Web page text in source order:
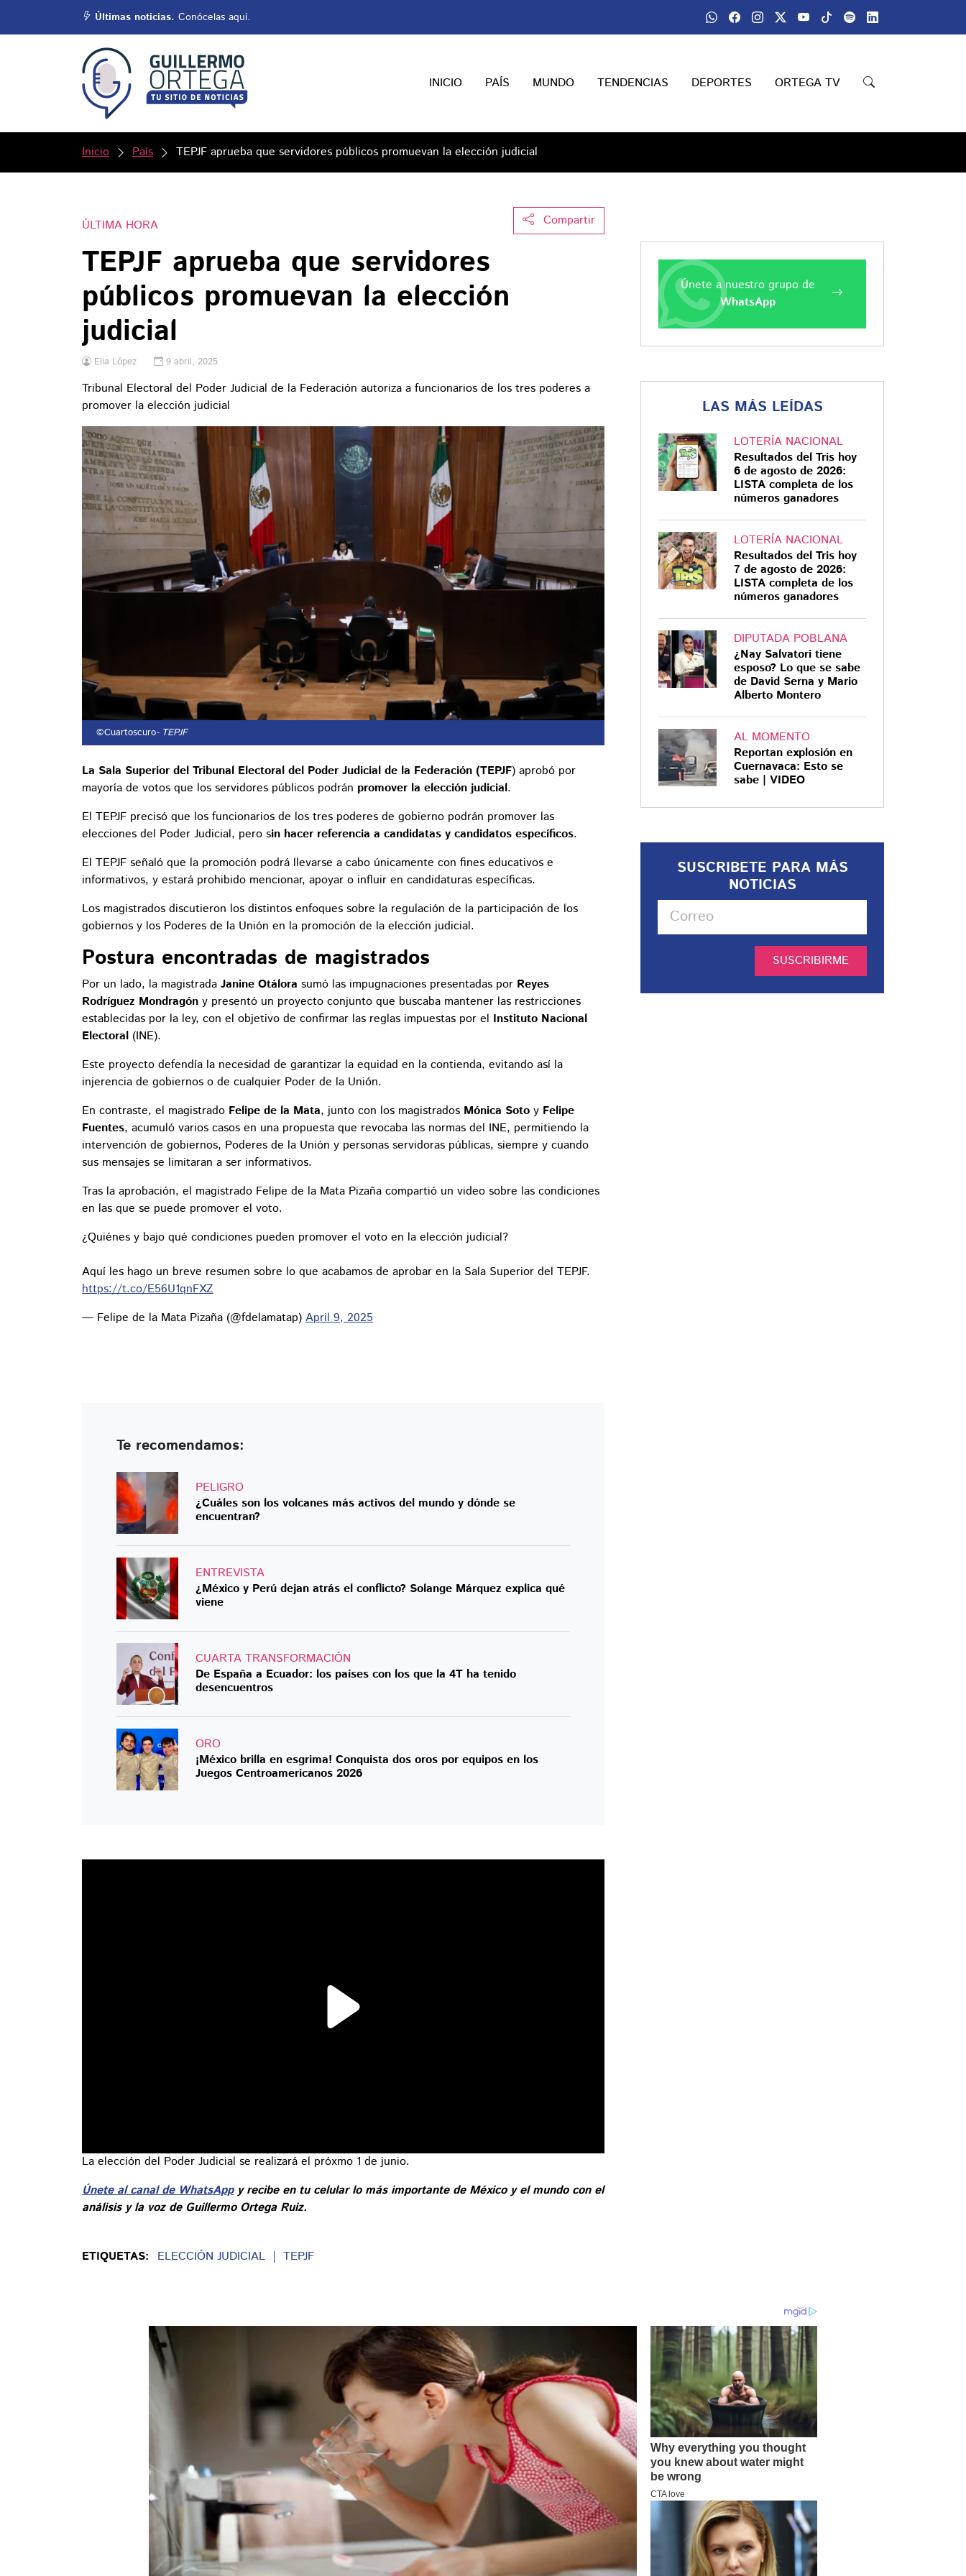
Últimas noticias. Conócelas aquí.
INICIO PAÍS MUNDO TENDENCIAS DEPORTES ORTEGA TV
Inicio País TEPJF aprueba que servidores públicos promuevan la elección judicial
Compartir
ÚLTIMA HORA
TEPJF aprueba que servidores
públicos promuevan la elección
judicial
Elia López 9 abril, 2025
Tribunal Electoral del Poder Judicial de la Federación autoriza a funcionarios de los tres poderes a
promover la elección judicial
©Cuartoscuro- TEPJF
La Sala Superior del Tribunal Electoral del Poder Judicial de la Federación (TEPJF) aprobó por
mayoría de votos que los servidores públicos podrán promover la elección judicial.
El TEPJF precisó que los funcionarios de los tres poderes de gobierno podrán promover las
elecciones del Poder Judicial, pero sin hacer referencia a candidatas y candidatos específicos.
El TEPJF señaló que la promoción podrá llevarse a cabo únicamente con fines educativos e
informativos, y estará prohibido mencionar, apoyar o influir en candidaturas específicas.
Los magistrados discutieron los distintos enfoques sobre la regulación de la participación de los
gobiernos y los Poderes de la Unión en la promoción de la elección judicial.
Postura encontradas de magistrados
Por un lado, la magistrada Janine Otálora sumó las impugnaciones presentadas por Reyes
Rodríguez Mondragón y presentó un proyecto conjunto que buscaba mantener las restricciones
establecidas por la ley, con el objetivo de confirmar las reglas impuestas por el Instituto Nacional
Electoral (INE).
Este proyecto defendía la necesidad de garantizar la equidad en la contienda, evitando así la
injerencia de gobiernos o de cualquier Poder de la Unión.
En contraste, el magistrado Felipe de la Mata, junto con los magistrados Mónica Soto y Felipe
Fuentes, acumuló varios casos en una propuesta que revocaba las normas del INE, permitiendo la
intervención de gobiernos, Poderes de la Unión y personas servidoras públicas, siempre y cuando
sus mensajes se limitaran a ser informativos.
Tras la aprobación, el magistrado Felipe de la Mata Pizaña compartió un video sobre las condiciones
en las que se puede promover el voto.
¿Quiénes y bajo qué condiciones pueden promover el voto en la elección judicial?
Aquí les hago un breve resumen sobre lo que acabamos de aprobar en la Sala Superior del TEPJF.
https://t.co/E56U1qnFXZ
— Felipe de la Mata Pizaña (@fdelamatap) April 9, 2025
Te recomendamos:
PELIGRO
¿Cuáles son los volcanes más activos del mundo y dónde se
encuentran?
ENTREVISTA
¿México y Perú dejan atrás el conflicto? Solange Márquez explica qué
viene
CUARTA TRANSFORMACIÓN
De España a Ecuador: los países con los que la 4T ha tenido
desencuentros
ORO
¡México brilla en esgrima! Conquista dos oros por equipos en los
Juegos Centroamericanos 2026
La elección del Poder Judicial se realizará el próxmo 1 de junio.
Únete al canal de WhatsAppy recibe en tu celular lo más importante de México y el mundo con el
análisis y la voz de Guillermo Ortega Ruiz.
ETIQUETAS: ELECCIÓN JUDICIAL TEPJF
Únete a nuestro grupo de
WhatsApp
LAS MÁS LEÍDAS
LOTERÍA NACIONAL
Resultados del Tris hoy
6 de agosto de 2026:
LISTA completa de los
números ganadores
LOTERÍA NACIONAL
Resultados del Tris hoy
7 de agosto de 2026:
LISTA completa de los
números ganadores
DIPUTADA POBLANA
¿Nay Salvatori tiene
esposo? Lo que se sabe
de David Serna y Mario
Alberto Montero
AL MOMENTO
Reportan explosión en
Cuernavaca: Esto se
sabe | VIDEO
SUSCRIBETE PARA MÁS
NOTICIAS
SUSCRIBIRME